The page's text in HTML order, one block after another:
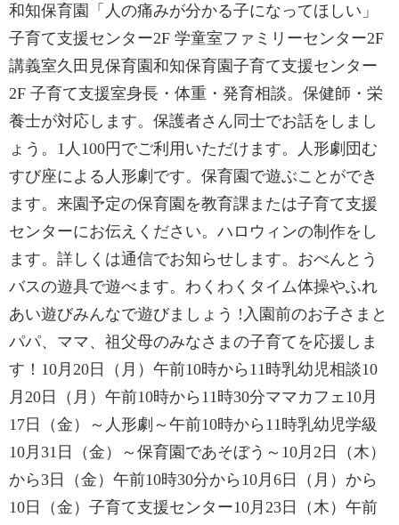
和知保育園「人の痛みが分かる子になってほしい」
子育て支援センター2F 学童室ファミリーセンター2F
講義室久田見保育園和知保育園子育て支援センター
2F 子育て支援室身長・体重・発育相談。保健師・栄
養士が対応します。保護者さん同士でお話をしまし
ょう。1人100円でご利用いただけます。人形劇団む
すび座による人形劇です。保育園で遊ぶことができ
ます。来園予定の保育園を教育課または子育て支援
センターにお伝えください。ハロウィンの制作をし
ます。詳しくは通信でお知らせします。おべんとう
バスの遊具で遊べます。わくわくタイム体操やふれ
あい遊びみんなで遊びましょう !入園前のお子さまと
パパ、ママ、祖父母のみなさまの子育てを応援しま
す！10月20日（月）午前10時から11時乳幼児相談10
月20日（月）午前10時から11時30分ママカフェ10月
17日（金）～人形劇～午前10時から11時乳幼児学級
10月31日（金）～保育園であそぼう～10月2日（木）
から3日（金）午前10時30分から10月6日（月）から
10日（金）子育て支援センター10月23日（木）午前